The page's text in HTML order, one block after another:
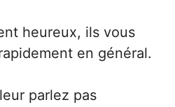
heureux, ils vous
en général.
parlez pas